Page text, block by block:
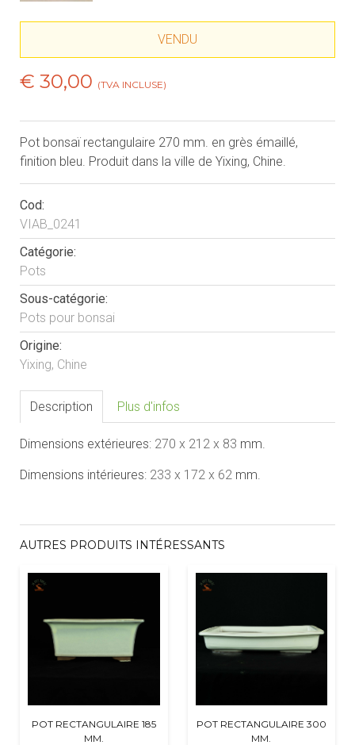
VENDU
€ 30,00 (TVA INCLUSE)
Pot bonsaï rectangulaire 270 mm. en grès émaillé,
finition bleu. Produit dans la ville de Yixing, Chine.
Cod:
VIAB_0241
Catégorie:
Pots
Sous-catégorie:
Pots pour bonsai
Origine:
Yixing, Chine
Description Plus d'infos
Dimensions extérieures: 270 x 212 x 83 mm.
Dimensions intérieures: 233 x 172 x 62 mm.
AUTRES PRODUITS INTÉRESSANTS
POT RECTANGULAIRE 185
MM.
POT RECTANGULAIRE 300
MM.